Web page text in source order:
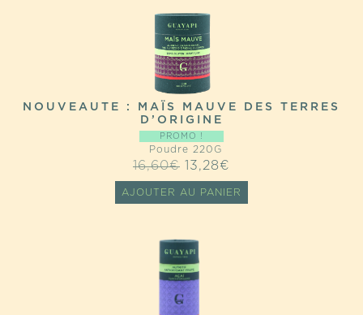
NOUVEAUTE : MAÏS MAUVE DES TERRES
D’ORIGINE
PROMO !
Poudre 220G
16,60€ LE
PRIX
13,28€
PRIX
AJOUTER AU PANIER